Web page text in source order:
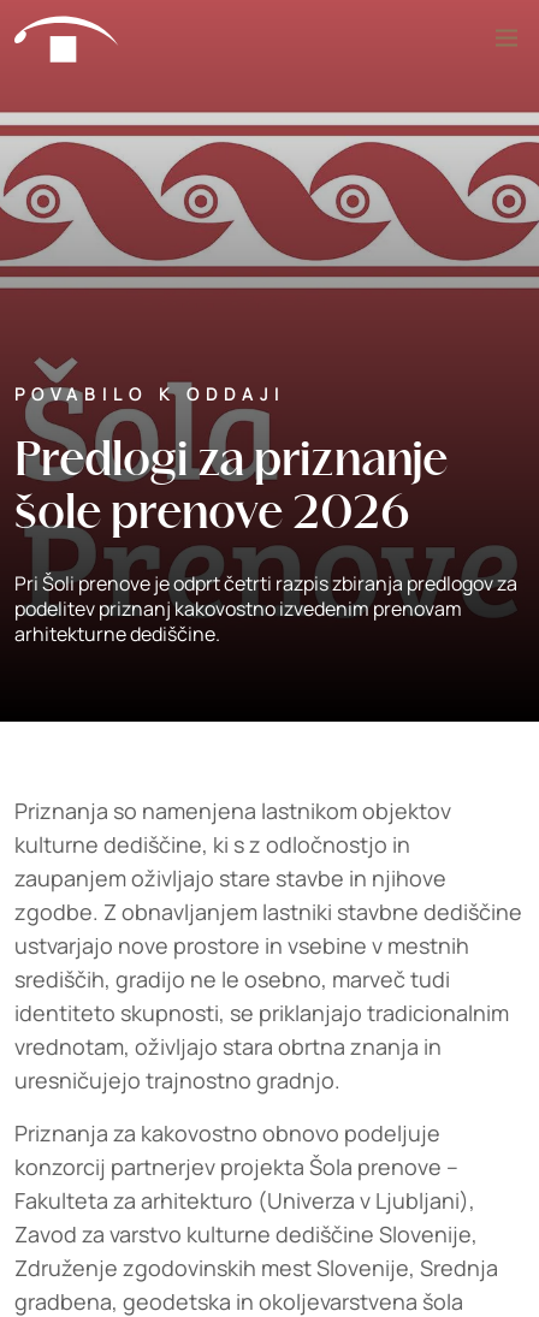
Preskoči na vsebino
Išči
POVABILO K ODDAJI
Predlogi za priznanje
šole prenove 2026
Pri Šoli prenove je odprt četrti razpis zbiranja predlogov za
podelitev priznanj kakovostno izvedenim prenovam
arhitekturne dediščine.
Priznanja so namenjena lastnikom objektov
kulturne dediščine, ki s z odločnostjo in
zaupanjem oživljajo stare stavbe in njihove
zgodbe. Z obnavljanjem lastniki stavbne dediščine
ustvarjajo nove prostore in vsebine v mestnih
središčih, gradijo ne le osebno, marveč tudi
identiteto skupnosti, se priklanjajo tradicionalnim
vrednotam, oživljajo stara obrtna znanja in
uresničujejo trajnostno gradnjo.
Priznanja za kakovostno obnovo podeljuje
konzorcij partnerjev projekta Šola prenove –
Fakulteta za arhitekturo (Univerza v Ljubljani),
Zavod za varstvo kulturne dediščine Slovenije,
Združenje zgodovinskih mest Slovenije, Srednja
gradbena, geodetska in okoljevarstvena šola